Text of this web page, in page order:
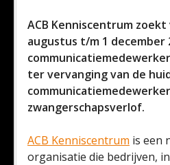
ACB Kenniscentrum
augustus t/m 1 december
ter vervanging van de
zwangerschapsverlof.
ACB Kenniscentrum is een
organisatie die bedrijven,